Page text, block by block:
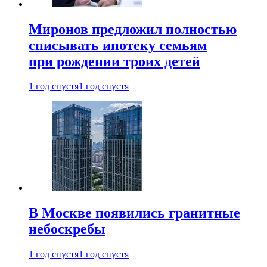
Миронов предложил полностью
списывать ипотеку семьям
при рождении троих детей
1 год спустя1 год спустя
В Москве появились гранитные
небоскребы
1 год спустя1 год спустя